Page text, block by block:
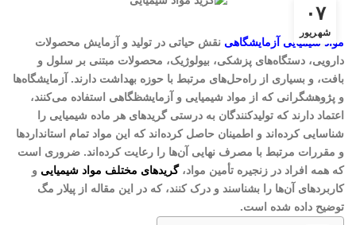
۰۷
شهریور
مواد شیمیایی آزمایشگاهی نقش حیاتی در تولید و آزمایش محصولات
دارویی، دستگاه‌های پزشکی، بیولوژیک، محصولات مبتنی بر سلول و
بافت، و بسیاری از راه‌حل‌های مرتبط با حوزه بهداشت دارند. آزمایشگاه‌ها
و پژوهشگرانی که از مواد شیمیایی و آزمایشظگاهی استفاده می‌کنند،
اعتماد دارند که تولیدکنندگان به درستیگریدهای هر ماده شیمیایی را
شناسایی کرده‌اند و اطمینان حاصل کرده‌اند که این مواد تمام استانداردها
و مقررات مرتبط با مصرف نهایی آن‌ها را رعایت کرده‌اند. ضروری است
که همه افراد در زنجیره تأمین مواد،گریدهای مختلف مواد شیمیایی و
کاربردهای آن‌ها را بشناسند و درک کنند، که در این مقاله از پیلار مگ
توضیح داده شده است.